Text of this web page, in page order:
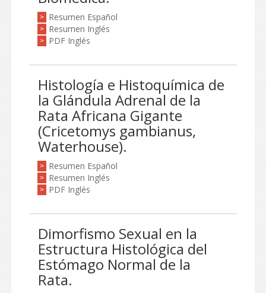
> Resumen Español
> Resumen Inglés
> PDF Inglés
Histología e Histoquímica de
la Glándula Adrenal de la
Rata Africana Gigante
(Cricetomys gambianus,
Waterhouse).
> Resumen Español
> Resumen Inglés
> PDF Inglés
Dimorfismo Sexual en la
Estructura Histológica del
Estómago Normal de la
Rata.